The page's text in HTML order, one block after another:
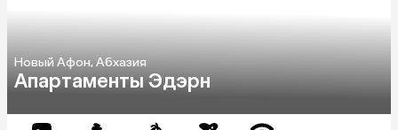
Новый Афон, Абхазия
Апартаменты Эдэрн